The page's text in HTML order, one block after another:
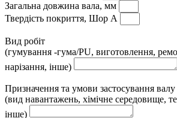
Загальна довжина вала, мм
Твердість покриття, Шор А
Вид робіт
(гумування -гума/PU, виготовлення,
нарізання, інше)
Призначення та умови застосування валу
(вид навантажень, хімічне середовище,
інше)